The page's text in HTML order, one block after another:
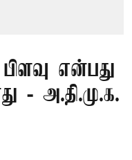
என்பது
- அ.தி.மு.க.